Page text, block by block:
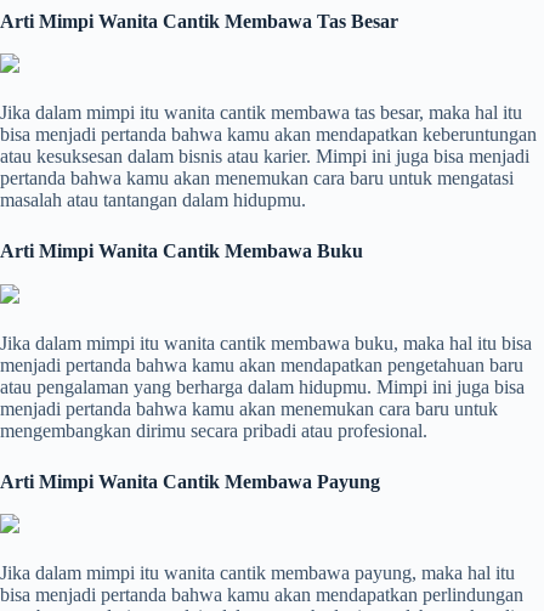
Arti Mimpi Wanita Cantik Membawa Tas Besar
Jika dalam mimpi itu wanita cantik membawa tas besar, maka hal itu
bisa menjadi pertanda bahwa kamu akan mendapatkan keberuntungan
atau kesuksesan dalam bisnis atau karier. Mimpi ini juga bisa menjadi
pertanda bahwa kamu akan menemukan cara baru untuk mengatasi
masalah atau tantangan dalam hidupmu.
Arti Mimpi Wanita Cantik Membawa Buku
Jika dalam mimpi itu wanita cantik membawa buku, maka hal itu bisa
menjadi pertanda bahwa kamu akan mendapatkan pengetahuan baru
atau pengalaman yang berharga dalam hidupmu. Mimpi ini juga bisa
menjadi pertanda bahwa kamu akan menemukan cara baru untuk
mengembangkan dirimu secara pribadi atau profesional.
Arti Mimpi Wanita Cantik Membawa Payung
Jika dalam mimpi itu wanita cantik membawa payung, maka hal itu
bisa menjadi pertanda bahwa kamu akan mendapatkan perlindungan